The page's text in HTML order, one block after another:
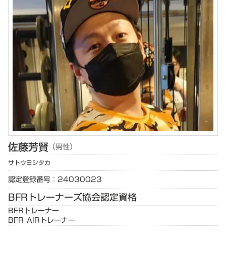
佐藤芳賢 （男性）
サトウヨシタカ
認定登録番号：24030023
BFRトレーナーズ協会認定資格
BFRトレーナー
BFR AIRトレーナー